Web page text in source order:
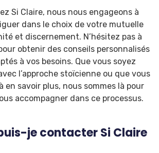
Si Claire, nous nous engageons à
dans le choix de votre mutuelle
et discernement. N’hésitez pas à
obtenir des conseils personnalisés
à vos besoins. Que vous soyez
l’approche stoïcienne ou que vous
en savoir plus, nous sommes là pour
accompagner dans ce processus.
je contacter Si Claire